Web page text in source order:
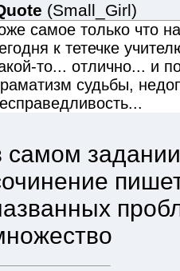
(Small_Girl)
самое только что
к тетечке
то... отлично... и
судьбы,
самом